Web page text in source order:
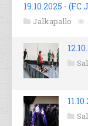
19.10.2025 -
Jalkapallo